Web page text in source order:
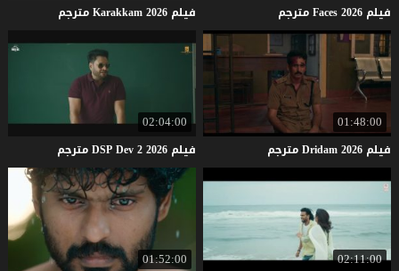
فيلم Faces2026 مترجم فيلم Karakkam2026 مترجم
01:48:00
فيلم Dridam2026 مترجم
02:04:00
فيلم DSPDev22026 مترجم
02:11:00
01:52:00